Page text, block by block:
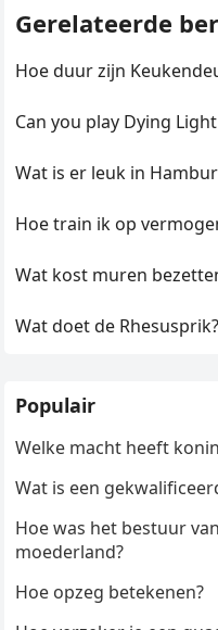
Gerelateerde
Hoe duur zijn
Can you play Dying
Wat is er leuk in
Hoe train ik op
Wat kost muren
Wat doet de Rhesusprik?
Populair
Welke macht heeft
Wat is een
Hoe was het bestuur
moederland?
Hoe opzeg betekenen?